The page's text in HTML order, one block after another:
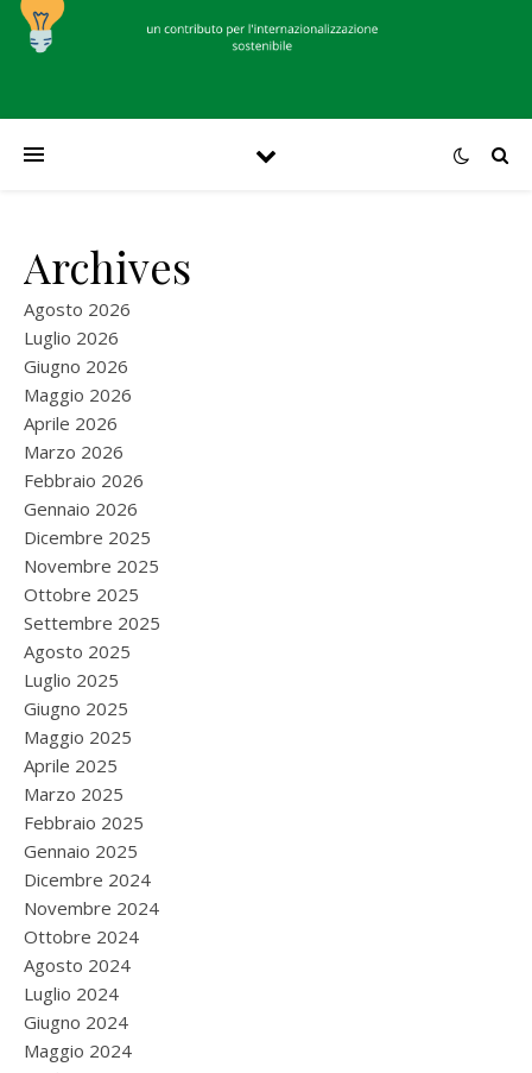
Archives
Agosto 2026
Luglio 2026
Giugno 2026
Maggio 2026
Aprile 2026
Marzo 2026
Febbraio 2026
Gennaio 2026
Dicembre 2025
Novembre 2025
Ottobre 2025
Settembre 2025
Agosto 2025
Luglio 2025
Giugno 2025
Maggio 2025
Aprile 2025
Marzo 2025
Febbraio 2025
Gennaio 2025
Dicembre 2024
Novembre 2024
Ottobre 2024
Agosto 2024
Luglio 2024
Giugno 2024
Maggio 2024